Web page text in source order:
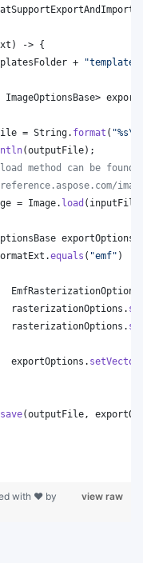
) -> {
+
ImageOptionsBase>
= String. format ( "%s\\
(outputFile);
method can be found
= Image. load ( inputFile
exportOptions
.equals ( "emf" )
EmfRasterizationOptions
rasterizationOptions .
rasterizationOptions .
exportOptions .
save(outputFile ,
view raw
with ❤ by